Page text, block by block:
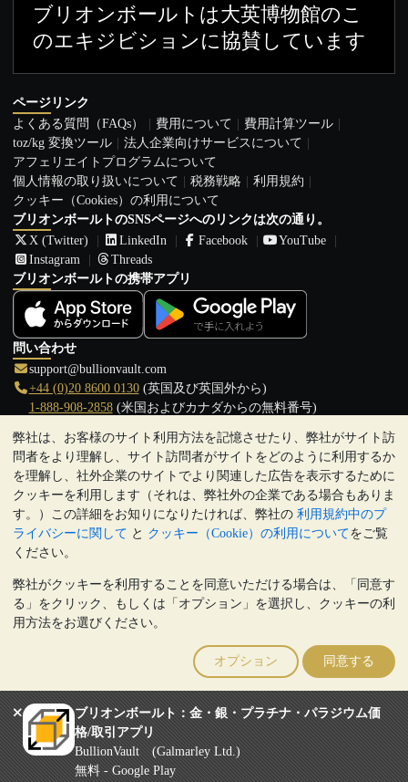
弊社は、お客様のサイト利用方法を記憶させたり、弊社がサイト訪
問者をより理解し、サイト訪問者がサイトをどのように利用するか
を理解し、社外企業のサイトでより関連した広告を表示するために
クッキーを利用します（それは、弊社外の企業である場合もありま
す。）この詳細をお知りになりたければ、弊社の 利用規約中のプ
ライバシーに関して と クッキー（Cookie）の利用についてをご覧
ください。
弊社がクッキーを利用することを同意いただける場合は、「同意す
る」をクリック、もしくは「オプション」を選択し、クッキーの利
用方法をお選びください。
オプション 同意する
ブリオンボールト：金・銀・プラチナ・パラジウム価
格/取引アプリ
BullionVault (Galmarley Ltd.)
無料 - Google Play
ブリオンボールトは大英博物館のこ
のエキジビションに協賛しています
ページリンク
よくある質問（FAQs）
費用について
費用計算ツール
toz/kg 変換ツール
法人企業向けサービスについて
アフェリエイトプログラムについて
個人情報の取り扱いについて
税務戦略
利用規約
クッキー（Cookies）の利用について
ブリオンボールトのSNSページへのリンクは次の通り。
X (Twitter)
LinkedIn Facebook
YouTube
Instagram
Threads
ブリオンボールトの携帯アプリ
問い合わせ
support@bullionvault.com
+44 (0)20 8600 0130(英国及び英国外から)
1-888-908-2858(米国およびカナダからの無料番号)
クリックして通話を開始
営業時間:
9:00～20:30 (英国), 月曜日から金曜日
17:00～2:30（日本時間）, 月曜日から金曜日
Galmarley Ltd T/A BullionVault
3 Shortlands (7th Floor)
London
W6 8DA
United Kingdom
貴金属の価値は下落することもあれば上昇することもありま
す。過去の傾向は、将来の価格の動きを保証するものではありませ
ん。BullionVaultのウェブサイト上、もしくはBullionVaultとのコミ
ュニケーション上のいかなる内容も、投資に関する助言ではありま
せん。顧客は、金及び銀地金を所有することが適切かどうかを判断
するために、専門家の助言を求めることをお勧めします。
Galmarley Ltd, trading as BullionVault, registered in England and Wales
4943684